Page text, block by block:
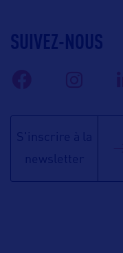
SUIVEZ-NOUS
S'inscrire à la
newsletter